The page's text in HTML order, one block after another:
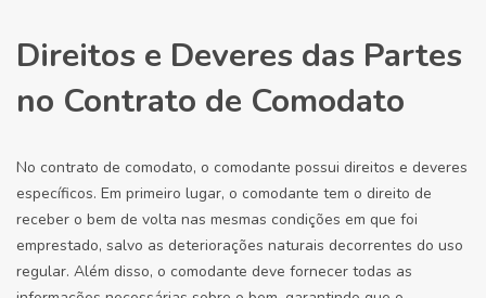
Direitos e Deveres das Partes
no Contrato de Comodato
No contrato de comodato, o comodante possui direitos e deveres
específicos. Em primeiro lugar, o comodante tem o direito de
receber o bem de volta nas mesmas condições em que foi
emprestado, salvo as deteriorações naturais decorrentes do uso
regular. Além disso, o comodante deve fornecer todas as